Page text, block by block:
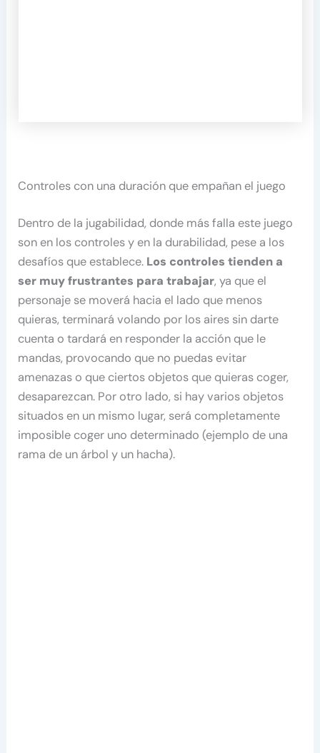
Controles con una duración que empañan el juego
Dentro de la jugabilidad, donde más falla este juego
son en los controles y en la durabilidad, pese a los
desafíos que establece. Los controles tienden a
ser muy frustrantes para trabajar, ya que el
personaje se moverá hacia el lado que menos
quieras, terminará volando por los aires sin darte
cuenta o tardará en responder la acción que le
mandas, provocando que no puedas evitar
amenazas o que ciertos objetos que quieras coger,
desaparezcan. Por otro lado, si hay varios objetos
situados en un mismo lugar, será completamente
imposible coger uno determinado (ejemplo de una
rama de un árbol y un hacha).